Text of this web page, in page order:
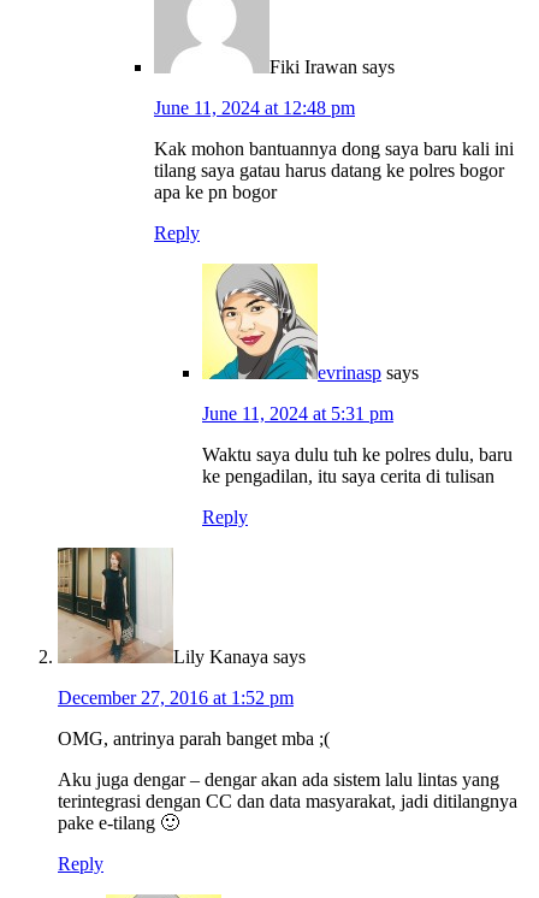
Fiki Irawan says
June 11, 2024 at 12:48 pm
Kak mohon bantuannya dong saya baru kali ini
tilang saya gatau harus datang ke polres bogor
apa ke pn bogor
Reply
evrinasp says
June 11, 2024 at 5:31 pm
Waktu saya dulu tuh ke polres dulu, baru
ke pengadilan, itu saya cerita di tulisan
Reply
Lily Kanaya says
December 27, 2016 at 1:52 pm
OMG, antrinya parah banget mba ;(
Aku juga dengar – dengar akan ada sistem lalu lintas yang
terintegrasi dengan CC dan data masyarakat, jadi ditilangnya
pake e-tilang 🙂
Reply